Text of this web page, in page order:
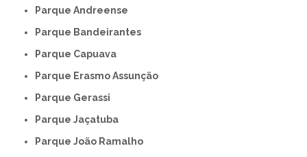
Parque Andreense
Parque Bandeirantes
Parque Capuava
Parque Erasmo Assunção
Parque Gerassi
Parque Jaçatuba
Parque João Ramalho